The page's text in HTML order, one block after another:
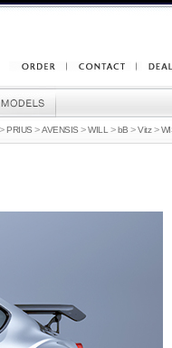
>PRIUS >AVENSIS >WILL >bB >Vitz >